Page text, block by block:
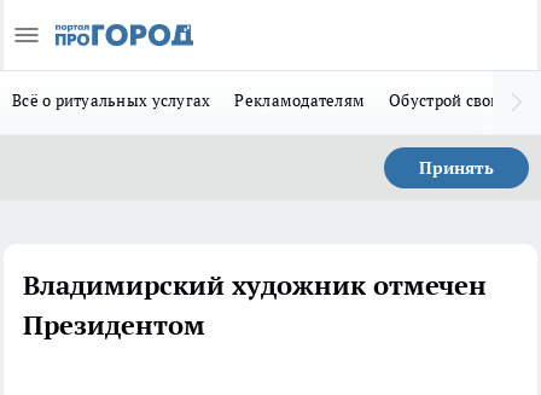
Всё о ритуальных услугах Рекламодателям Обустрой свой дом
Принять
Владимирский художник отмечен
Президентом